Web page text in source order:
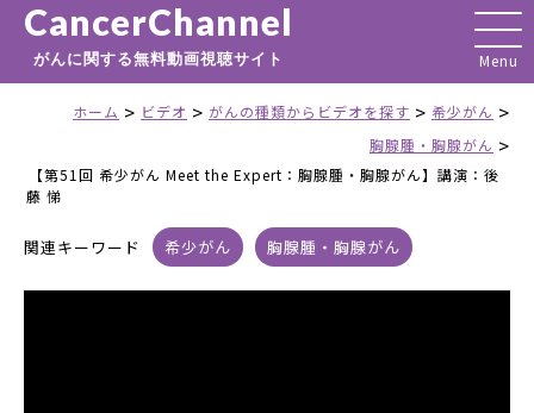
CancerChannel
がんに関する無料動画視聴サイト
ホーム > ビデオ > がんの種類からビデオを探す > 希少がん >
胸腺腫・胸腺がん >
【第51回 希少がん Meet the Expert：胸腺腫・胸腺がん】講演：後
藤 悌
関連キーワード 希少がん 胸腺腫・胸腺がん